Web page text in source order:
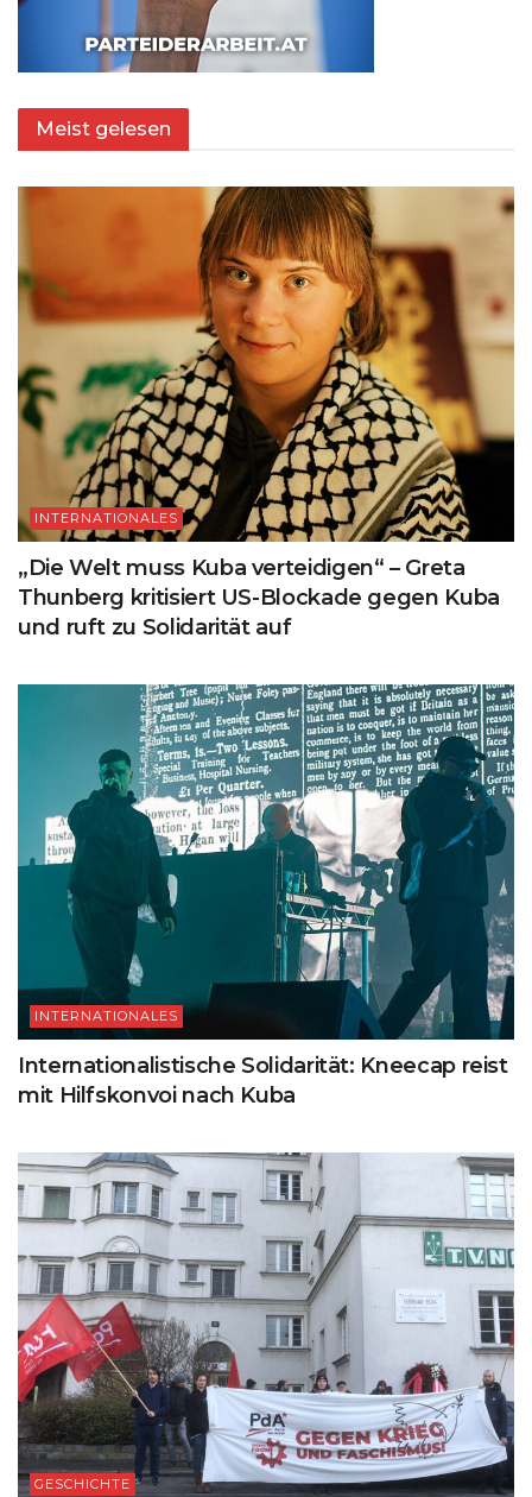
Meist gelesen
INTERNATIONALES
„Die Welt muss Kuba verteidigen“ – Greta
Thunberg kritisiert US-Blockade gegen Kuba
und ruft zu Solidarität auf
INTERNATIONALES
Internationalistische Solidarität: Kneecap reist
mit Hilfskonvoi nach Kuba
GESCHICHTE